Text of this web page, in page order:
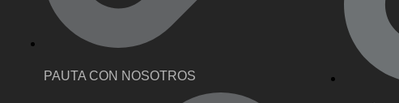
PAUTA CON NOSOTROS